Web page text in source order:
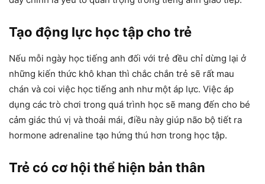
Tạo động lực học tập cho trẻ
Nếu mỗi ngày học tiếng anh đối với trẻ đều chỉ dừng lại ở
những kiến thức khô khan thì chắc chắn trẻ sẽ rất mau
chán và coi việc học tiếng anh như một áp lực. Việc áp
dụng các trò chơi trong quá trình học sẽ mang đến cho bé
cảm giác thú vị và thoải mái, điều này giúp não bộ tiết ra
hormone adrenaline tạo hứng thú hơn trong học tập.
Trẻ có cơ hội thể hiện bản thân